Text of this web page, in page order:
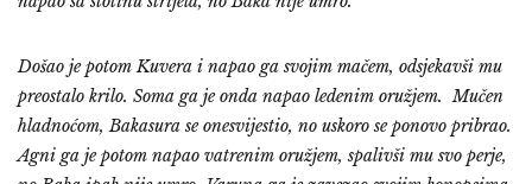
Došao je potom Kuvera i napao ga svojim mačem, odsjekavši mu
preostalo krilo. Soma ga je onda napao ledenim oružjem. Mučen
hladnoćom, Bakasura se onesvijestio, no uskoro se ponovo pribrao.
Agni ga je potom napao vatrenim oružjem, spalivši mu svo perje,